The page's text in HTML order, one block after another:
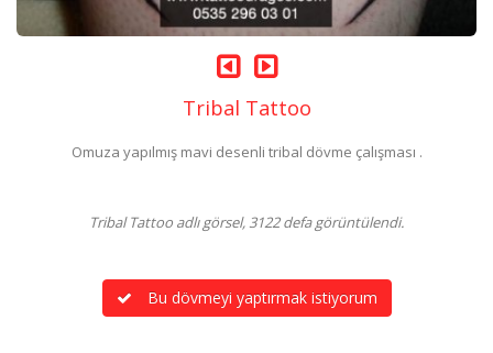
Tribal Tattoo
Omuza yapılmış mavi desenli tribal dövme çalışması .
Tribal Tattoo adlı görsel, 3122 defa görüntülendi.
Bu dövmeyi yaptırmak istiyorum